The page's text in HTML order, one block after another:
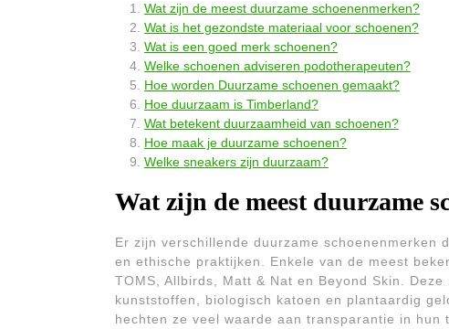
Wat zijn de meest duurzame schoenenmerken?
Wat is het gezondste materiaal voor schoenen?
Wat is een goed merk schoenen?
Welke schoenen adviseren podotherapeuten?
Hoe worden Duurzame schoenen gemaakt?
Hoe duurzaam is Timberland?
Wat betekent duurzaamheid van schoenen?
Hoe maak je duurzame schoenen?
Welke sneakers zijn duurzaam?
Wat zijn de meest duurzame
Er zijn verschillende duurzame
en ethische praktijken. Enkele van de meest
TOMS, Allbirds, Matt & Nat en Beyond Skin.
kunststoffen, biologisch katoen en plantaardig
hechten ze veel waarde aan transparantie in